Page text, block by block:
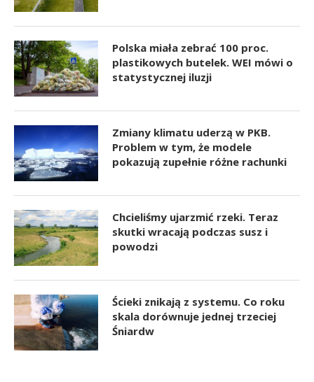
Polska miała zebrać 100 proc.
plastikowych butelek. WEI mówi o
statystycznej iluzji
Zmiany klimatu uderzą w PKB.
Problem w tym, że modele
pokazują zupełnie różne rachunki
Chcieliśmy ujarzmić rzeki. Teraz
skutki wracają podczas susz i
powodzi
Ścieki znikają z systemu. Co roku
skala dorównuje jednej trzeciej
Śniardw